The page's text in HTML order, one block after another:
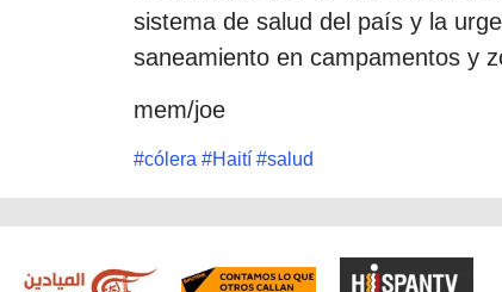
sistema de salud del país y la
saneamiento en campamentos y
mem/joe
#cólera #Haití #salud